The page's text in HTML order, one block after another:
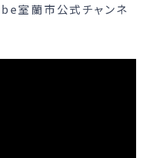
室蘭市公式チャンネ